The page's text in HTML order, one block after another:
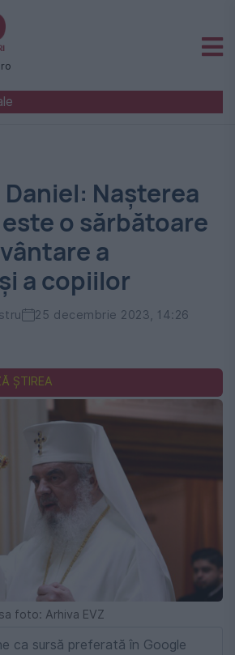
Nașterea
o sărbătoare
a
a copiilor
25 decembrie 2023, 14:26
ȘTIREA
foto: Arhiva EVZ
ca sursă preferată în Google